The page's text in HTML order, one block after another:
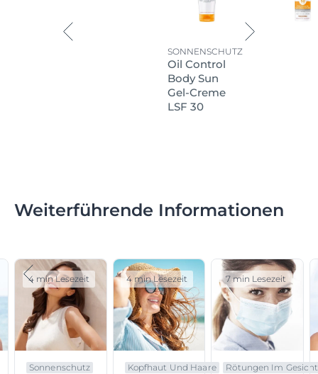
SONNENSCHUTZ
Oil Control
Body Sun
Gel-Creme
LSF 30
Weiterführende Informationen
Sonnenschutz
4 min Lesezeit
Kopfhaut Und Haare
4 min Lesezeit
Rötungen Im Gesicht
7 min Lesezeit